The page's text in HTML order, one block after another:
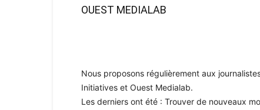
OUEST MEDIALAB
Nous proposons régulièrement aux
Initiatives et Ouest Medialab.
Les derniers ont été : Trouver de nouveaux